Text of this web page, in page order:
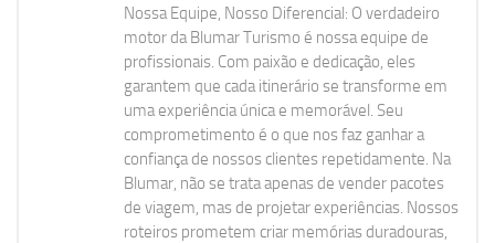
Nossa Equipe, Nosso Diferencial: O verdadeiro
motor da Blumar Turismo é nossa equipe de
profissionais. Com paixão e dedicação, eles
garantem que cada itinerário se transforme em
uma experiência única e memorável. Seu
comprometimento é o que nos faz ganhar a
confiança de nossos clientes repetidamente. Na
Blumar, não se trata apenas de vender pacotes
de viagem, mas de projetar experiências. Nossos
roteiros prometem criar memórias duradouras,